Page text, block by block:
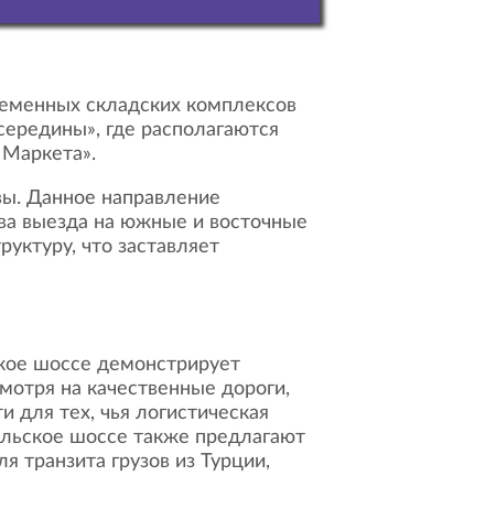
где располагаются
Данное направление
выезда на южные и восточные
что заставляет
на качественные дороги,
для тех, чья логистическая
шоссе также предлагают
транзита грузов из Турции,